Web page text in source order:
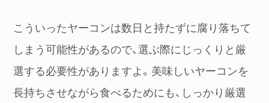
こういったヤーコンは数日と持たずに腐り落ちて
しまう可能性があるので、選ぶ際にじっくりと厳
選する必要性がありますよ。美味しいヤーコンを
長持ちさせながら食べるためにも、しっかり厳選